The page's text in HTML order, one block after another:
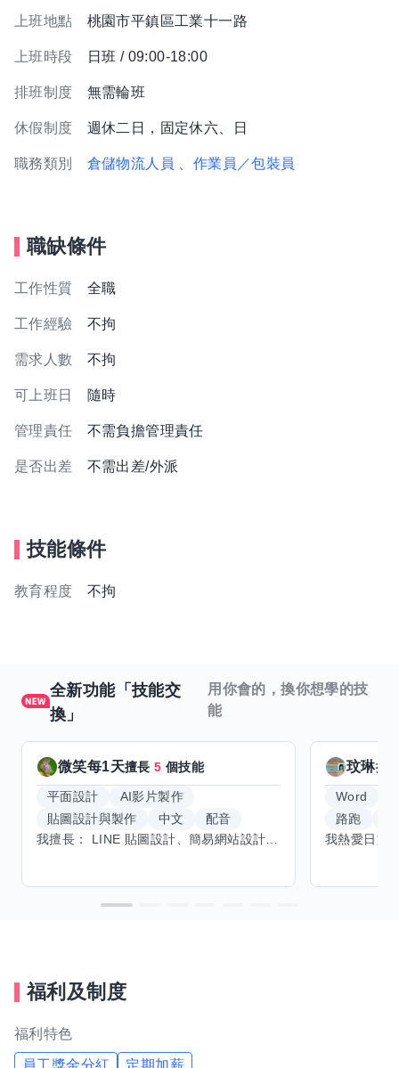
上班地點 桃園市平鎮區工業十一路
上班時段 日班 / 09:00-18:00
排班制度 無需輪班
休假制度 週休二日，固定休六、日
職務類別 倉儲物流人員 、作業員／包裝員
職缺條件
工作性質 全職
工作經驗 不拘
需求人數 不拘
可上班日 隨時
管理責任 不需負擔管理責任
是否出差 不需出差/外派
技能條件
教育程度 不拘
全新功能「技能交
換」
用你會的，換你想學的技
能
微笑每1天擅長5 個技能
平面設計
AI影片製作
貼圖設計與製作
中文
配音
玟琳擅
Word
路跑
福利及制度
福利特色
員工獎金分紅 定期加薪